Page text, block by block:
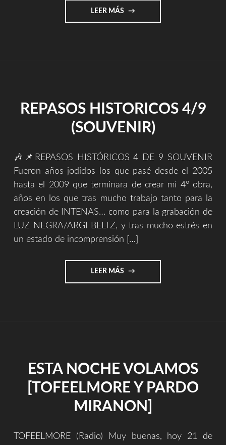
LEER MÁS "NUVOLE
BIANCHE
REPASOS HISTORICOS 4/9
(SOUVENIR)
🎶📌REPASOS HISTÓRICOS 4 DE 9 SOUVENIR
Fueron años jodidos los que pasé desde el 2005
hasta el 2009 que terminara de crear mí 4° obra,
años en los que tras mucho trabajo tanto para la
creación de INTENAS… como para la grabación de
LUZ NEGRA/ARGI BELTZ, y tras mucho estrés en
un estado de incomprensión […]
LEER MÁS "REPASOS
HISTORICOS
ESTA NOCHE VOLAMOS
[TOFEELMORE Y PARDO
MIRANON]
TOFEELMORE (Radio) Muy buenas, hoy 21 de